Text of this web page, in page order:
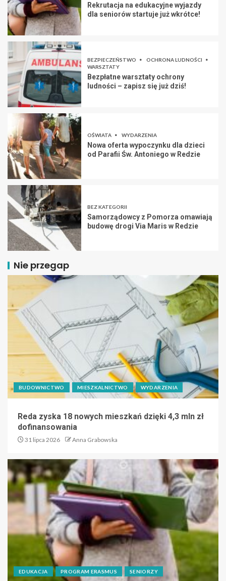
Rekrutacja na edukacyjne wyjazdy
dla seniorów startuje już wkrótce!
BEZPIECZEŃSTWO
OCHRONA LUDNOŚCI
WARSZTATY
Bezpłatne warsztaty ochrony
ludności – zapisz się już dziś!
OŚWIATA WYDARZENIA
Nowa oferta wypoczynku dla dzieci
od Parafii Św. Antoniego w Redzie
BEZ KATEGORII
Samorządowcy z Pomorza omawiają
budowę drogi Via Maris w Redzie
Nie przegap
BUDOWNICTWO MIESZKALNICTWO WYDARZENIA
Reda zyska 18 nowych mieszkań dzięki 4,3 mln zł
dofinansowania
31 lipca 2026 Anna Grabowska
EDUKACJA PROGRAM ERASMUS SENIORZY